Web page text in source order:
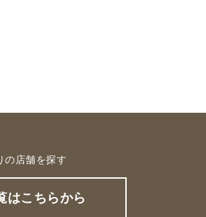
の店舗を探す
はこちらから